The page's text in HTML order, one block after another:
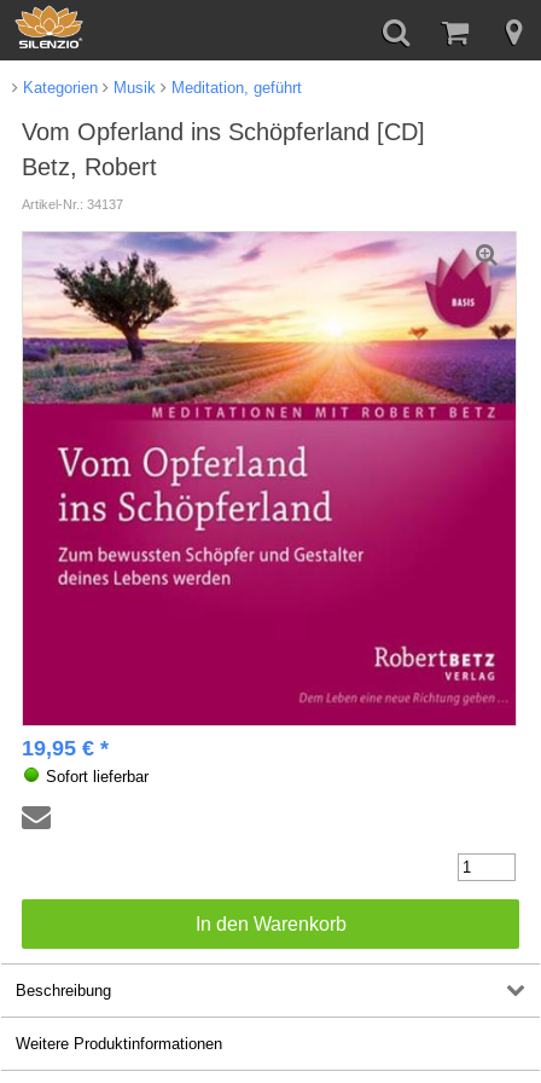
Kategorien Musik Meditation, geführt
Vom Opferland ins Schöpferland [CD]
Betz, Robert
Artikel-Nr.: 34137
19,95 € *
Sofort lieferbar
Beschreibung
Weitere Produktinformationen